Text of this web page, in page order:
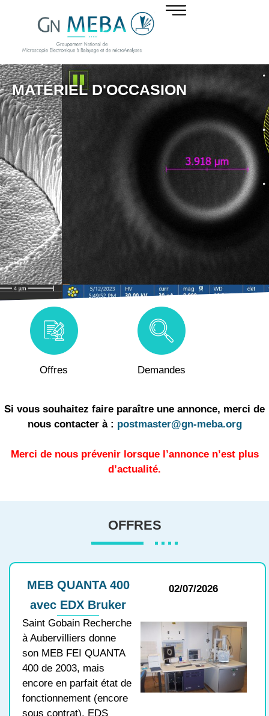
MATÉRIEL D'OCCASION
Offres Demandes
Si vous souhaitez faire paraître une annonce, merci de
nous contacter à : postmaster@gn-meba.org
Merci de nous prévenir lorsque l’annonce n’est plus
d’actualité.
OFFRES
MEB QUANTA 400
avec EDX Bruker
02/07/2026
Saint Gobain Recherche
à Aubervilliers donne
son MEB FEI QUANTA
400 de 2003, mais
encore en parfait état de
fonctionnement (encore
sous contrat). EDS